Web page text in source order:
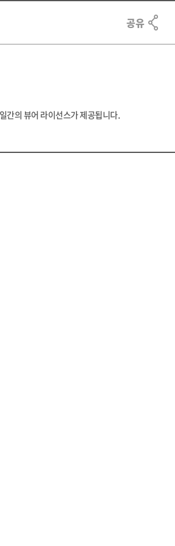
공유
간의 뷰어 라이선스가 제공됩니다.